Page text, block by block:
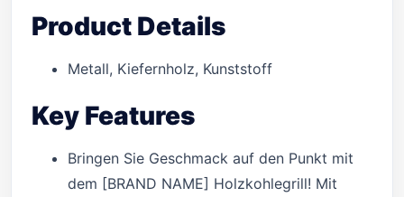
Product Details
Metall, Kiefernholz, Kunststoff
Key Features
Bringen Sie Geschmack auf den Punkt mit
dem [BRAND NAME] Holzkohlegrill! Mit